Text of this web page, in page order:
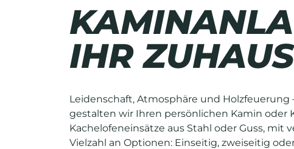
IHR
Leidenschaft, Atmosphäre und
gestalten wir Ihren persönlichen Kamin oder
Kachelofeneinsätze aus Stahl oder Guss, mit
Vielzahl an Optionen: Einseitig, zweiseitig